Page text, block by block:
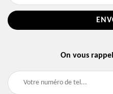
On vous